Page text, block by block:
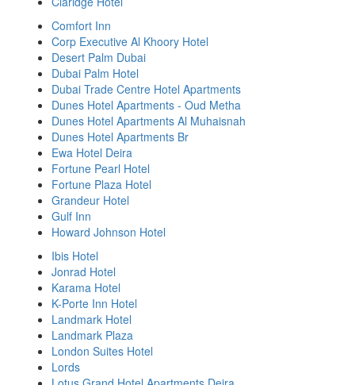
Comfort Inn
Corp Executive Al Khoory Hotel
Desert Palm Dubai
Dubai Palm Hotel
Dubai Trade Centre Hotel Apartments
Dunes Hotel Apartments - Oud Metha
Dunes Hotel Apartments Al Muhaisnah
Dunes Hotel Apartments Br
Ewa Hotel Deira
Fortune Pearl Hotel
Fortune Plaza Hotel
Grandeur Hotel
Gulf Inn
Howard Johnson Hotel
Ibis Hotel
Jonrad Hotel
Karama Hotel
K-Porte Inn Hotel
Landmark Hotel
Landmark Plaza
London Suites Hotel
Lords